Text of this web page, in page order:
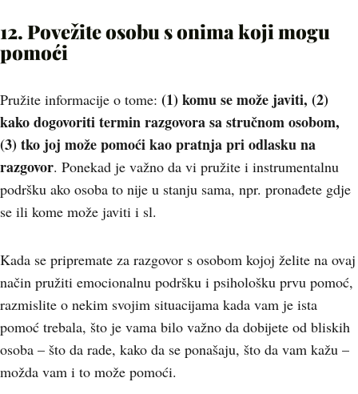
12. Povežite osobu s onima koji mogu
pomoći
Pružite informacije o tome: (1) komu se može javiti, (2)
kako dogovoriti termin razgovora sa stručnom osobom,
(3) tko joj može pomoći kao pratnja pri odlasku na
razgovor. Ponekad je važno da vi pružite i instrumentalnu
podršku ako osoba to nije u stanju sama, npr. pronađete gdje
se ili kome može javiti i sl.
Kada se pripremate za razgovor s osobom kojoj želite na ovaj
način pružiti emocionalnu podršku i psihološku prvu pomoć,
razmislite o nekim svojim situacijama kada vam je ista
pomoć trebala, što je vama bilo važno da dobijete od bliskih
osoba – što da rade, kako da se ponašaju, što da vam kažu –
možda vam i to može pomoći.